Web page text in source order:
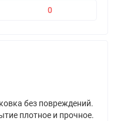
0
без повреждений.
плотное и прочное.